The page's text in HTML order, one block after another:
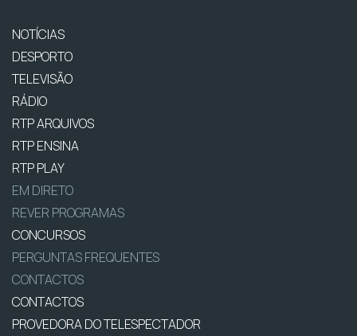
NOTÍCIAS
DESPORTO
TELEVISÃO
RÁDIO
RTP ARQUIVOS
RTP ENSINA
RTP PLAY
EM DIRETO
REVER PROGRAMAS
CONCURSOS
PERGUNTAS FREQUENTES
CONTACTOS
CONTACTOS
PROVEDORA DO TELESPECTADOR